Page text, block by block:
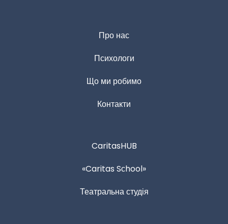
Про нас
Психологи
Що ми робимо
Контакти
CaritasHUB
«Caritas Sсhool»
Театральна студія